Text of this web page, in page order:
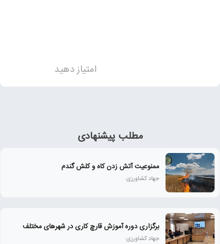
امتیاز دهید
مطلب پیشنهادی
ممنوعیت آتش زدن کاه و کلش گندم
جهاد کشاورزی
برگزاری دوره آموزش قارچ کاری در شهرهای مختلف
جهاد کشاورزی